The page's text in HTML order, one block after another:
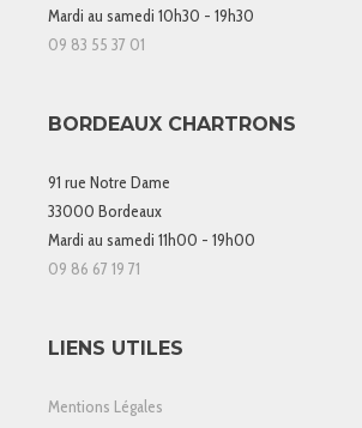
Mardi au samedi 10h30 - 19h30
09 83 55 37 01
BORDEAUX CHARTRONS
91 rue Notre Dame
33000 Bordeaux
Mardi au samedi 11h00 - 19h00
09 86 67 19 71
LIENS UTILES
Mentions Légales